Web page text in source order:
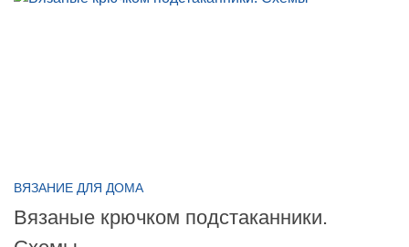
ВЯЗАНИЕ ДЛЯ ДОМА
Вязаные крючком подстаканники.